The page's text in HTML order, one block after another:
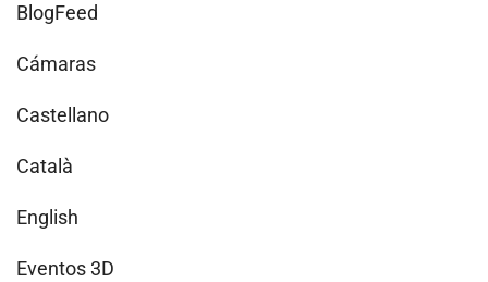
BlogFeed
Cámaras
Castellano
Català
English
Eventos 3D